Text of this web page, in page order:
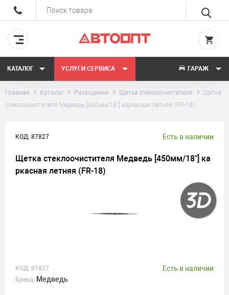
КАТАЛОГ УСЛУГИ СЕРВИСА ГАРАЖ
Главная Каталог Расходники Щетка стеклоочистителя
Щетка
стеклоочистителя Медведь [450мм/18"] каркасная летняя (FR-18)
КОД: 87827 Есть в наличии
Щетка стеклоочистителя Медведь [450мм/18"] ка
ркасная летняя (FR-18)
КОД: 87827 Есть в наличии
Бренд: Медведь